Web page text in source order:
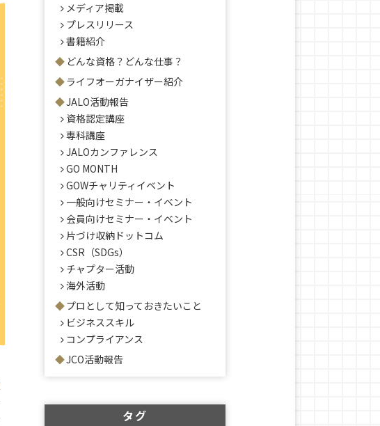
メディア掲載
プレスリリース
書籍紹介
どんな資格？どんな仕事？
ライフオーガナイザー紹介
JALO活動報告
資格認定講座
専科講座
JALOカンファレンス
GO MONTH
GOWチャリティイベント
一般向けセミナー・イベント
会員向けセミナー・イベント
片づけ収納ドットコム
CSR（SDGs）
チャプター活動
海外活動
プロとして知っておきたいこと
ビジネススキル
コンプライアンス
JCO活動報告
タグ